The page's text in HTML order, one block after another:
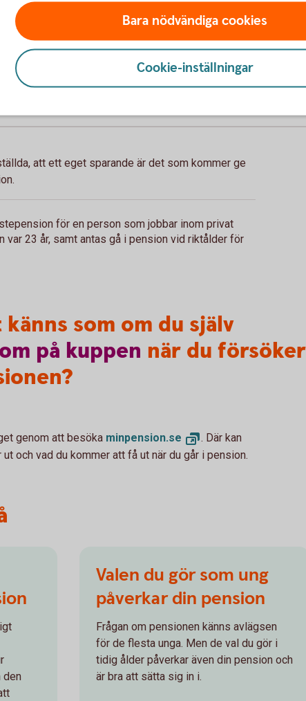
motsvarande privat sektor
att ett eget sparande är det som kommer ge
för en person som jobbar inom privat
var 23 år, samt antas gå i pension vid riktålder för
som om du själv
på kuppen när du försöker
genom att besöka minpension.se
. Där kan
och vad du kommer att få ut när du går i pension.
den
Valen du gör som ung
påverkar din pension
Frågan om pensionen känns avlägsen
för de flesta unga. Men de val du gör i
tidig ålder påverkar även din pension och
är bra att sätta sig in i.
Bara nödvändiga cookies
Cookie-inställningar